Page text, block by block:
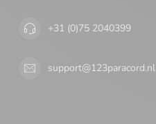
+31 (0)75 2040399
support@123paracord.nl